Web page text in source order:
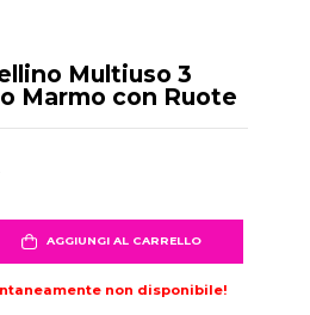
Multiuso 3
Marmo con Ruote
AGGIUNGI AL CARRELLO
non disponibile!